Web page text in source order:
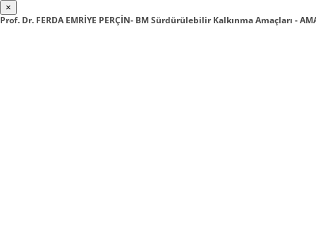
×
Prof. Dr. FERDA EMRİYE PERÇİN- BM Sürdürülebilir Kalkınma Amaçları -